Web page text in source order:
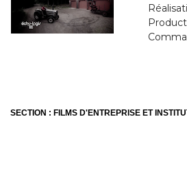
SECTION : FILMS D'ENTREPRISE ET